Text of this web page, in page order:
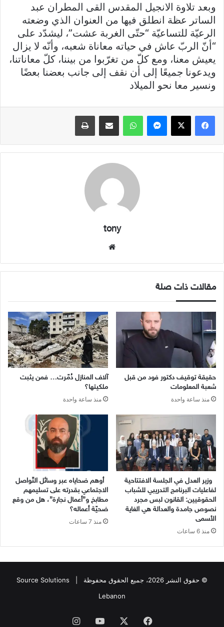
وبعد تلاوة الانجيل المقدس القى المطران عبد
الساتر عظة انطلق فيها من العنوان الذي وضعته
الرعيّة للتساعيّة “حتّى الغربة عشت”، ليشدّد على
“أنّ الربّ عاش في حياته معاناة شعبه، وأنّه لا يزال
يعيش معنا، ومع كلّ من تغرّبوا من بيننا، كلّ معاناتنا،
ويدعونا جميعًا إلى أن نقف إلى جانب بعضنا بعضًا
ونسير معا نحو الميلاد
فيسبوك X ماسنجر واتساب مشاركة عبر البريد طباعة
tony
مقالات ذات صلة
حقيقة توقيف دكتور فود من قبل
شعبة المعلومات
منذ ساعة واحدة
آلاف المنازل دُمّرت… فمن يثبت
ملكيتها؟
منذ ساعة واحدة
وزير العدل في الجلسة الافتتاحية
لفاعليات البرنامج التدريبي للشباب
الحقوقيين: القانون لبس مجرد
نصوص جامدة والعدالة هي الغاية
الأسمى
منذ 6 ساعات
أوهم ضحاياه عبر وسائل التّواصل
الاجتماعي بقدرته على تسليمهم
مطابخ و”أعمال نجارة”، هل من وقع
ضحيّة أعماله؟
منذ 7 ساعات
© حقوق النشر 2026، جميع الحقوق محفوظة |
Source Solutions
Lebanon
فيسبوك يوتيوبانستقرام